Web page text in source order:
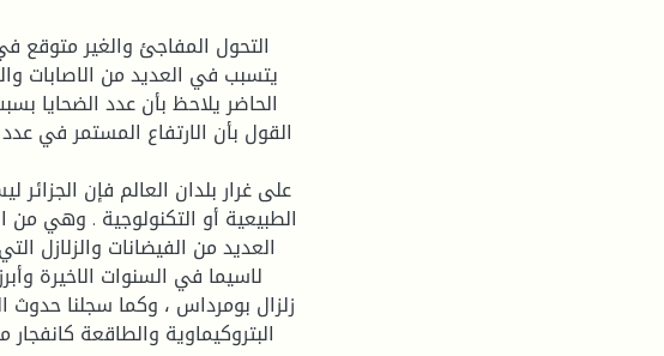
التحول المفاجئ والغير متوقع
يتسبب في العديد من الاصابات
الحاضر يلاحظ بأن عدد الضحايا
القول بأن الارتفاع المستمر في
على غرار بلدان العالم فإن
الطبيعية أو التكنولوجية . وهي
العديد من الفيضانات والزلازل
زلزال بومرداس ، وكما سجلنا حدوث